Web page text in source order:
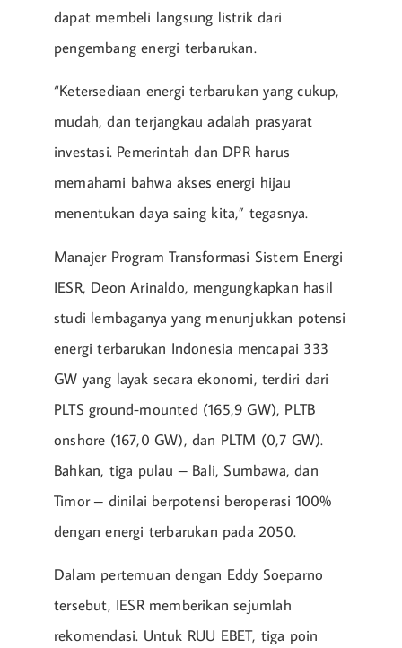
dapat membeli langsung listrik dari
pengembang energi terbarukan.
“Ketersediaan energi terbarukan yang cukup,
mudah, dan terjangkau adalah prasyarat
investasi. Pemerintah dan DPR harus
memahami bahwa akses energi hijau
menentukan daya saing kita,” tegasnya.
Manajer Program Transformasi Sistem Energi
IESR, Deon Arinaldo, mengungkapkan hasil
studi lembaganya yang menunjukkan potensi
energi terbarukan Indonesia mencapai 333
GW yang layak secara ekonomi, terdiri dari
PLTS ground-mounted (165,9 GW), PLTB
onshore (167,0 GW), dan PLTM (0,7 GW).
Bahkan, tiga pulau – Bali, Sumbawa, dan
Timor – dinilai berpotensi beroperasi 100%
dengan energi terbarukan pada 2050.
Dalam pertemuan dengan Eddy Soeparno
tersebut, IESR memberikan sejumlah
rekomendasi. Untuk RUU EBET, tiga poin